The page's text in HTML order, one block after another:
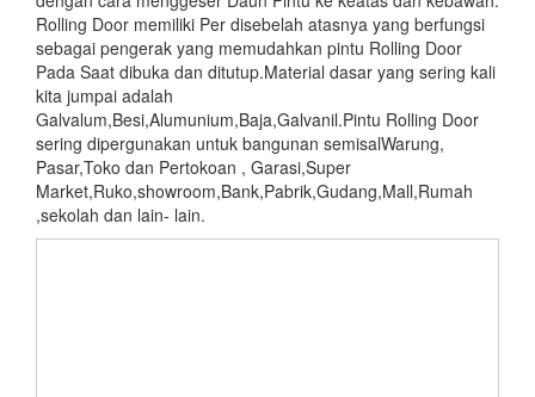
Rolling Door memiliki Per disebelah atasnya yang berfungsi
sebagai pengerak yang memudahkan pintu Rolling Door
Pada Saat dibuka dan ditutup.Material dasar yang sering kali
kita jumpai adalah
Galvalum,Besi,Alumunium,Baja,Galvanil.Pintu Rolling Door
sering dipergunakan untuk bangunan semisalWarung,
Pasar,Toko dan Pertokoan , Garasi,Super
Market,Ruko,showroom,Bank,Pabrik,Gudang,Mall,Rumah
,sekolah dan lain- lain.